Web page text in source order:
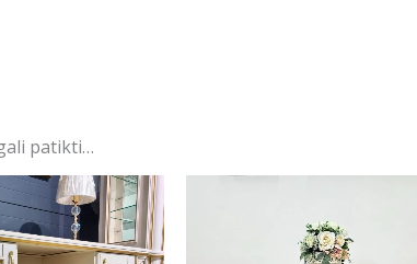
patikti…
Original
price
was:
1334,00 €.
Current
price
is:
1157,00 €.
was:
787,00 €.